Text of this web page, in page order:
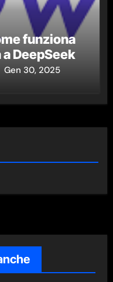
funziona
DeepSeek
Gen 30, 2025